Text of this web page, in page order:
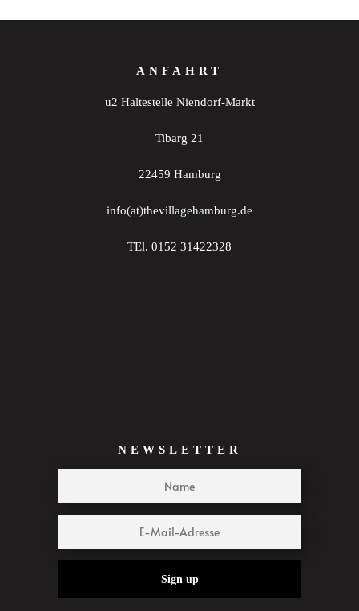
ANFAHRT
u2 Haltestelle Niendorf-Markt
Tibarg 21
22459 Hamburg
info(at)thevillagehamburg.de
TEl. 0152 31422328
NEWSLETTER
Sign up